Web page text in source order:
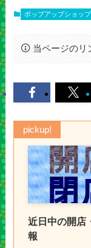
ポップアップショップ
当ページのリ
pickup!
近日中の開店
報